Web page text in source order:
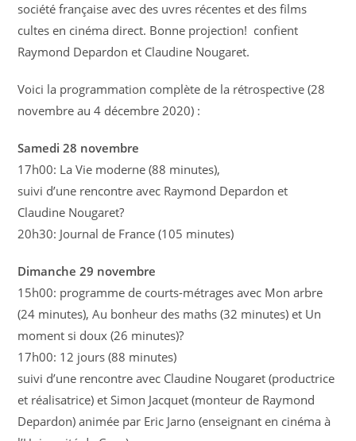
société française avec des uvres récentes et des films
cultes en cinéma direct. Bonne projection!  confient
Raymond Depardon et Claudine Nougaret.
Voici la programmation complète de la rétrospective (28
novembre au 4 décembre 2020) :
Samedi 28 novembre
17h00: La Vie moderne (88 minutes),
suivi d’une rencontre avec Raymond Depardon et
Claudine Nougaret?
20h30: Journal de France (105 minutes)
Dimanche 29 novembre
15h00: programme de courts-métrages avec Mon arbre
(24 minutes), Au bonheur des maths (32 minutes) et Un
moment si doux (26 minutes)?
17h00: 12 jours (88 minutes)
suivi d’une rencontre avec Claudine Nougaret (productrice
et réalisatrice) et Simon Jacquet (monteur de Raymond
Depardon) animée par Eric Jarno (enseignant en cinéma à